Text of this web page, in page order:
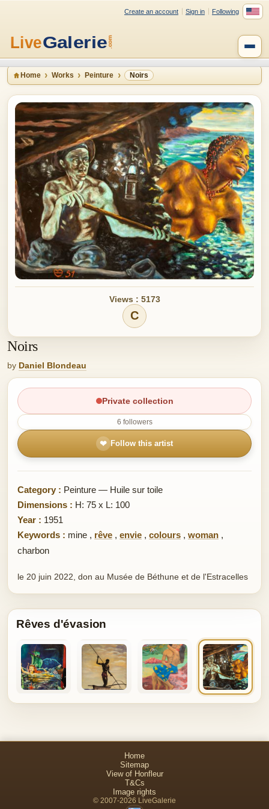
Create an account Sign in Following
Home Works Peinture Noirs
Views : 5173
C
Noirs
by Daniel Blondeau
Private collection
6 followers
❤ Follow this artist
Category : Peinture — Huile sur toile
Dimensions : H: 75 x L: 100
Year : 1951
Keywords : mine , rêve , envie , colours , woman ,
charbon
le 20 juin 2022, don au Musée de Béthune et de l'Estracelles
Rêves d'évasion
Home
Sitemap
View of Honfleur
T&Cs
Image rights
© 2007-2026 LiveGalerie